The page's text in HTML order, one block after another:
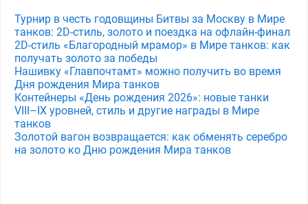
Турнир в честь годовщины Битвы за Москву в Мире
танков: 2D-стиль, золото и поездка на офлайн-финал
2D-стиль «Благородный мрамор» в Мире танков: как
получать золото за победы
Нашивку «Главпочтамт» можно получить во время
Дня рождения Мира танков
Контейнеры «День рождения 2026»: новые танки
VIII–IX уровней, стиль и другие награды в Мире
танков
Золотой вагон возвращается: как обменять серебро
на золото ко Дню рождения Мира танков